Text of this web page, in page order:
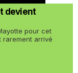
devient
pour cet
arrivé